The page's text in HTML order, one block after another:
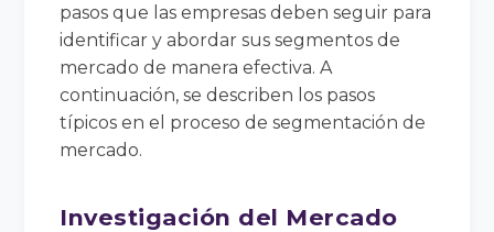
pasos que las empresas deben seguir para
identificar y abordar sus segmentos de
mercado de manera efectiva. A
continuación, se describen los pasos
típicos en el proceso de segmentación de
mercado.
Investigación del Mercado